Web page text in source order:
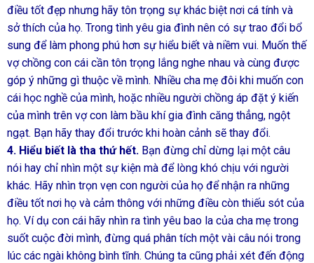
điều tốt đẹp nhưng hãy tôn trọng sự khác biệt nơi cá tính và
sở thích của họ. Trong tình yêu gia đình nên có sự trao đổi bổ
sung để làm phong phú hơn sự hiểu biết và niềm vui. Muốn thế
vợ chồng con cái cần tôn trọng lắng nghe nhau và cùng được
góp ý những gì thuộc về mình. Nhiều cha mẹ đôi khi muốn con
cái học nghề của mình, hoặc nhiều người chồng áp đặt ý kiến
của mình trên vợ con làm bầu khí gia đình căng thẳng, ngột
ngạt. Bạn hãy thay đổi trước khi hoàn cảnh sẽ thay đổi.
4. Hiểu biết là tha thứ hết. Bạn đừng chỉ dừng lại một câu
nói hay chỉ nhìn một sự kiện mà để lòng khó chịu với người
khác. Hãy nhìn trọn vẹn con người của họ để nhận ra những
điều tốt nơi họ và cảm thông với những điều còn thiếu sót của
họ. Ví dụ con cái hãy nhìn ra tình yêu bao la của cha mẹ trong
suốt cuộc đời mình, đừng quá phân tích một vài câu nói trong
lúc các ngài không bình tĩnh. Chúng ta cũng phải xét đến động